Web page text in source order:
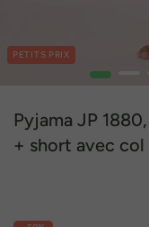
PETITS PRIX
1
Pyjama JP
+ short avec col